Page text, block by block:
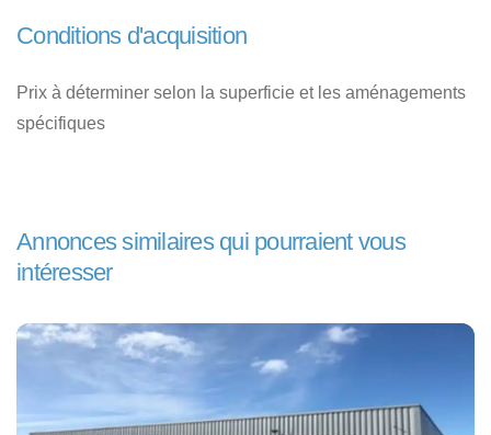
Conditions d'acquisition
Prix à déterminer selon la superficie et les aménagements
spécifiques
Annonces similaires qui pourraient vous
intéresser